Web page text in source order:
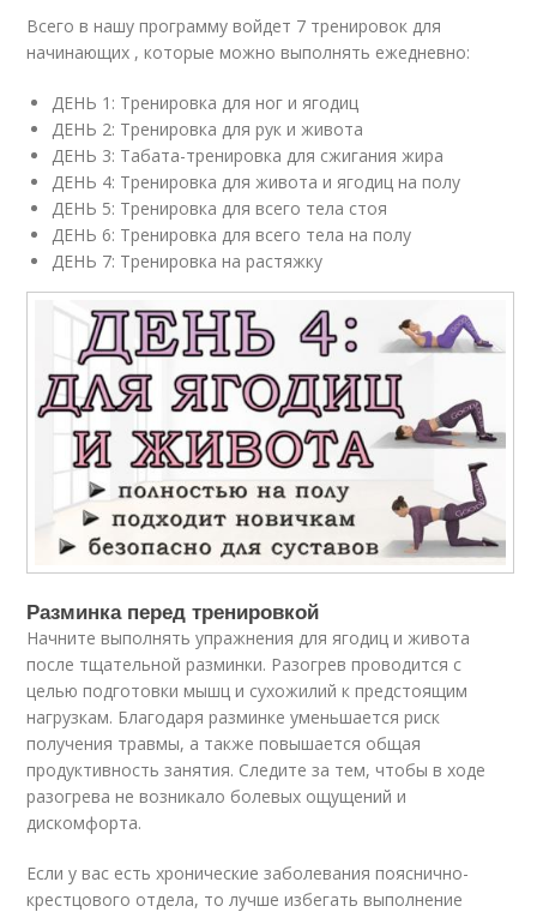
Всего в нашу программу войдет 7 тренировок для
начинающих , которые можно выполнять ежедневно:
ДЕНЬ 1: Тренировка для ног и ягодиц
ДЕНЬ 2: Тренировка для рук и живота
ДЕНЬ 3: Табата-тренировка для сжигания жира
ДЕНЬ 4: Тренировка для живота и ягодиц на полу
ДЕНЬ 5: Тренировка для всего тела стоя
ДЕНЬ 6: Тренировка для всего тела на полу
ДЕНЬ 7: Тренировка на растяжку
Разминка перед тренировкой
Начните выполнять упражнения для ягодиц и живота
после тщательной разминки. Разогрев проводится с
целью подготовки мышц и сухожилий к предстоящим
нагрузкам. Благодаря разминке уменьшается риск
получения травмы, а также повышается общая
продуктивность занятия. Следите за тем, чтобы в ходе
разогрева не возникало болевых ощущений и
дискомфорта.
Если у вас есть хронические заболевания пояснично-
крестцового отдела, то лучше избегать выполнение